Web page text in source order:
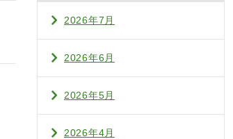
2026年7月
2026年6月
2026年5月
2026年4月